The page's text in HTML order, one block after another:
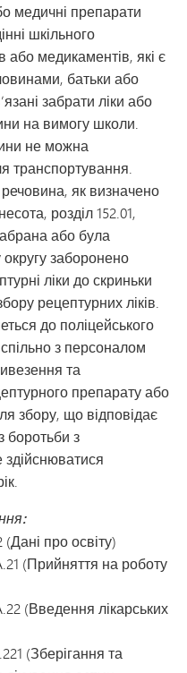
медичні препарати
шкільного
або медикаментів, які є
батьки або
забрати ліки або
на вимогу школи.
не можна
транспортування.
як визначено
розділ 152.01,
або була
заборонено
ліки до скриньки
рецептурних ліків.
до поліцейського
з персоналом
та
препарату або
збору, що відповідає
боротьби з
про освіту)
(Прийняття на роботу
(Введення лікарських
(Зберігання та